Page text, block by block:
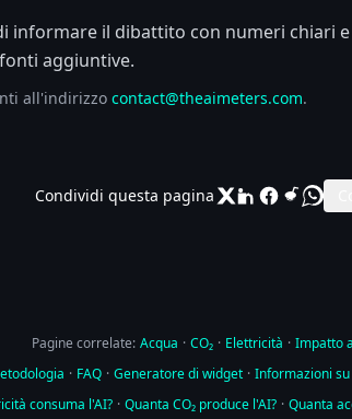
informare il dibattito con numeri chiari
aggiuntive.
all'indirizzo contact@theaimeters.com.
Condividi questa pagina
Pagine correlate: Acqua · CO₂ · Elettricità · Impatto
· FAQ · Generatore di widget · Informazioni
consuma l'AI? · Quanta CO₂ produce l'AI? · Quanta